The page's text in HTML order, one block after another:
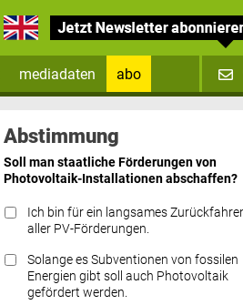
mediadaten
abo
Datenschutz FAQs
Abstimmung
Soll man staatliche Förderungen von
Photovoltaik-Installationen abschaffen?
Ich bin für ein langsames
aller PV-Förderungen.
Solange es Subventionen von fossilen
Energien gibt soll auch Photovoltaik
gefördert werden.